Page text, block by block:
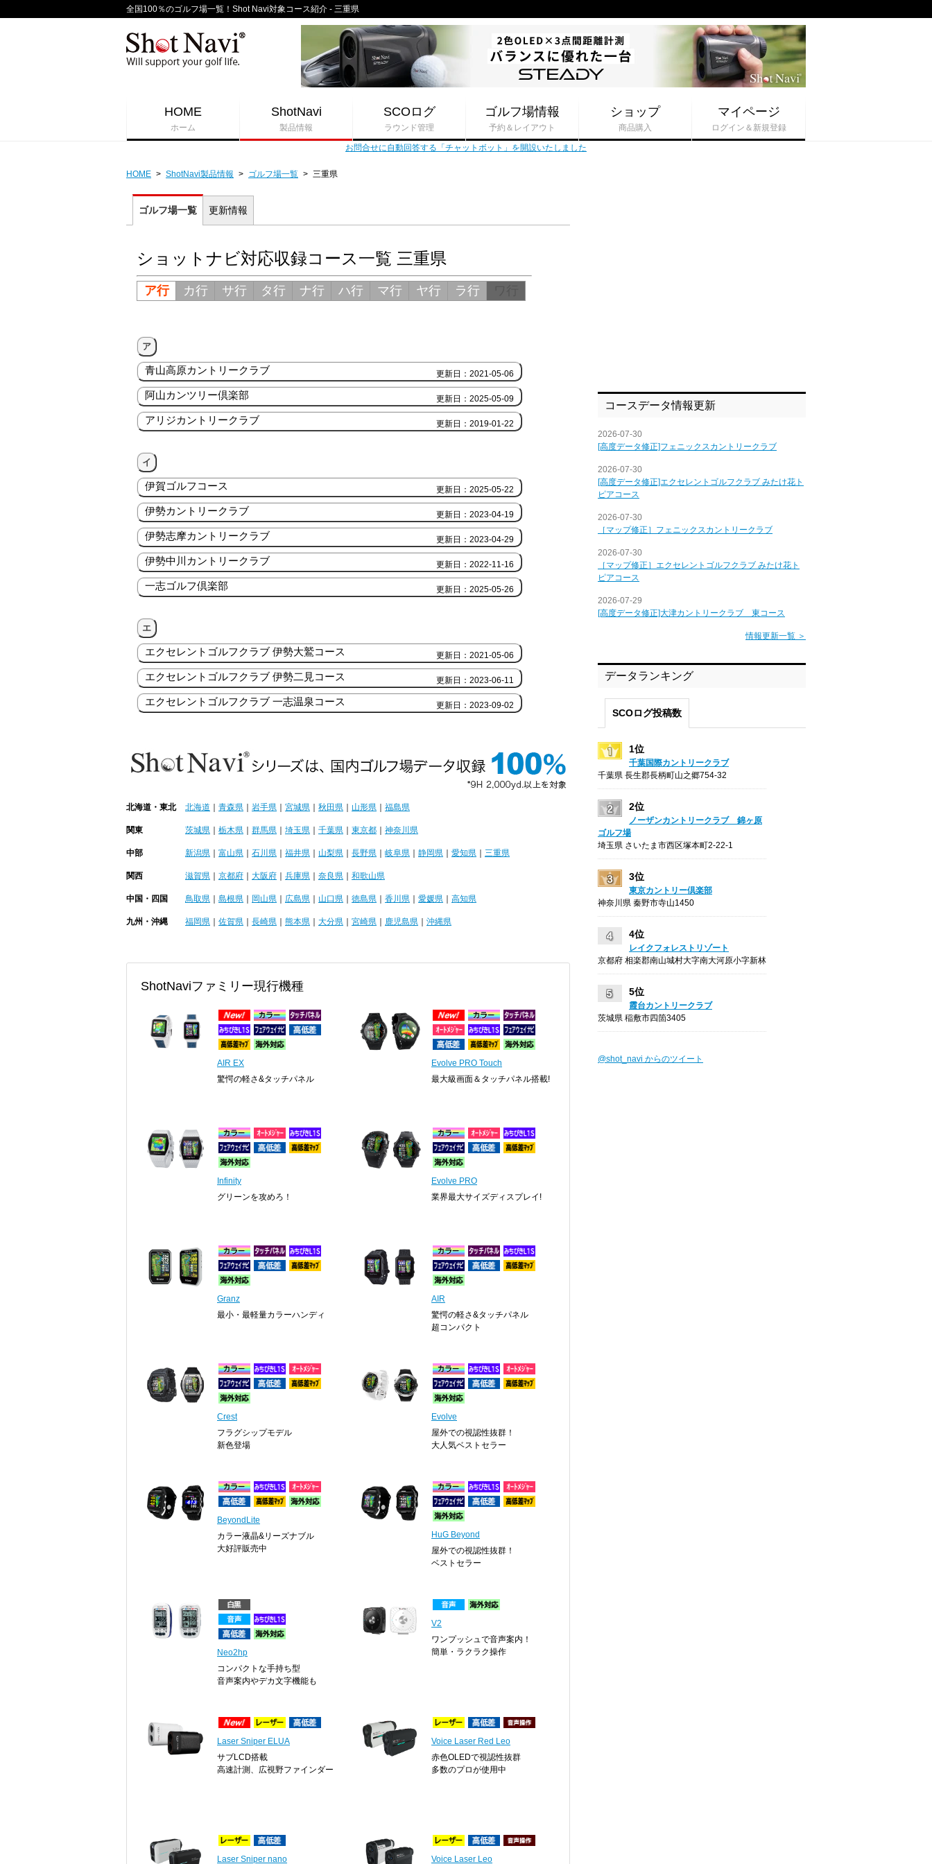
全国100％のゴルフ場一覧！Shot Navi対象コース紹介 - 三重県
HOME
ホーム
ShotNavi
製品情報
SCOログ
ラウンド管理
ゴルフ場情報
予約＆レイアウト
ショップ
商品購入
マイページ
ログイン＆新規登録
お問合せに自動回答する「チャットボット」を開設いたしました
HOME > ShotNavi製品情報 > ゴルフ場一覧 > 三重県
ゴルフ場一覧 更新情報
ショットナビ対応収録コース一覧 三重県
ア行 カ行 サ行 タ行 ナ行 ハ行 マ行 ヤ行 ラ行
ア
青山高原カントリークラブ 更新日：2021-05-06
阿山カンツリー倶楽部 更新日：2025-05-09
アリジカントリークラブ 更新日：2019-01-22
イ
伊賀ゴルフコース 更新日：2025-05-22
伊勢カントリークラブ 更新日：2023-04-19
伊勢志摩カントリークラブ 更新日：2023-04-29
伊勢中川カントリークラブ 更新日：2022-11-16
一志ゴルフ倶楽部 更新日：2025-05-26
エ
エクセレントゴルフクラブ 伊勢大鷲コース 更新日：2021-05-06
エクセレントゴルフクラブ 伊勢二見コース 更新日：2023-06-11
エクセレントゴルフクラブ 一志温泉コース 更新日：2023-09-02
北海道・東北 北海道 青森県 岩手県 宮城県 秋田県 山形県 福島県
関東 茨城県 栃木県 群馬県 埼玉県 千葉県 東京都 神奈川県
中部 新潟県 富山県 石川県 福井県 山梨県 長野県 岐阜県 静岡県 愛知県 三重県
関西 滋賀県 京都府 大阪府 兵庫県 奈良県 和歌山県
中国・四国 鳥取県 島根県 岡山県 広島県 山口県 徳島県 香川県 愛媛県 高知県
九州・沖縄 福岡県 佐賀県 長崎県 熊本県 大分県 宮崎県 鹿児島県 沖縄県
ShotNaviファミリー現行機種
AIR EX
驚愕の軽さ&タッチパネル
Evolve PRO Touch
最大級画面＆タッチパネル搭載!
Infinity
グリーンを攻めろ！
Evolve PRO
業界最大サイズディスプレイ!
Granz
最小・最軽量カラーハンディ
AIR
驚愕の軽さ&タッチパネル
超コンパクト
Crest
フラグシップモデル
新色登場
Evolve
屋外での視認性抜群！
大人気ベストセラー
BeyondLite
カラー液晶&リーズナブル
大好評販売中
HuG Beyond
屋外での視認性抜群！
ベストセラー
Neo2hp
コンパクトな手持ち型
音声案内やデカ文字機能も
V2
ワンプッシュで音声案内！
簡単・ラクラク操作
Laser Sniper ELUA
サブLCD搭載
高速計測、広視野ファインダー
Voice Laser Red Leo
赤色OLEDで視認性抜群
多数のプロが使用中
Laser Sniper nano Voice Laser Leo
コースデータ情報更新
2026-07-30
[高度データ修正]フェニックスカントリークラブ
2026-07-30
[高度データ修正]エクセレントゴルフクラブ みたけ花ト
ピアコース
2026-07-30
［マップ修正］フェニックスカントリークラブ
2026-07-30
［マップ修正］エクセレントゴルフクラブ みたけ花ト
ピアコース
2026-07-29
[高度データ修正]大津カントリークラブ 東コース
情報更新一覧 ＞
データランキング
SCOログ投稿数
1位
千葉国際カントリークラブ
千葉県 長生郡長柄町山之郷754-32
2位
ノーザンカントリークラブ 錦ヶ原
ゴルフ場
埼玉県 さいたま市西区塚本町2-22-1
3位
東京カントリー倶楽部
神奈川県 秦野市寺山1450
4位
レイクフォレストリゾート
京都府 相楽郡南山城村大字南大河原小字新林
5位
霞台カントリークラブ
茨城県 稲敷市四箇3405
@shot_navi からのツイート